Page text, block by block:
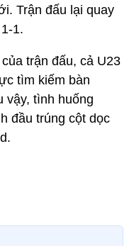
Trận đấu lại quay
1.
trận đấu, cả U23
tìm kiếm bàn
vậy, tình huống
đầu trúng cột dọc